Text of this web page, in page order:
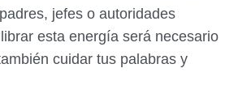
jefes o autoridades
esta energía será necesario
cuidar tus palabras y